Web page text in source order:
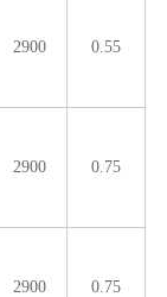
2900 0.55
2900 0.75
2900 0.75